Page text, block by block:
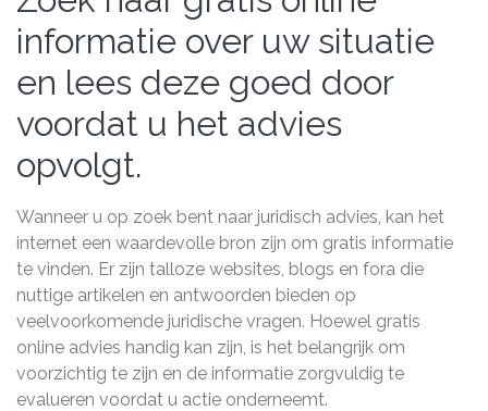
informatie over uw situatie
en lees deze goed door
voordat u het advies
opvolgt.
Wanneer u op zoek bent naar juridisch advies, kan het
internet een waardevolle bron zijn om gratis informatie
te vinden. Er zijn talloze websites, blogs en fora die
nuttige artikelen en antwoorden bieden op
veelvoorkomende juridische vragen. Hoewel gratis
online advies handig kan zijn, is het belangrijk om
voorzichtig te zijn en de informatie zorgvuldig te
evalueren voordat u actie onderneemt.